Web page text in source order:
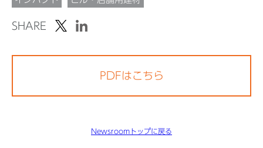
SHARE
PDFはこちら
Newsroomトップに戻る